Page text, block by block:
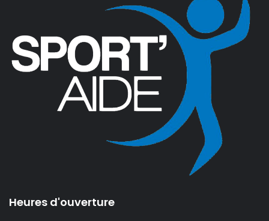
Heures d'ouverture